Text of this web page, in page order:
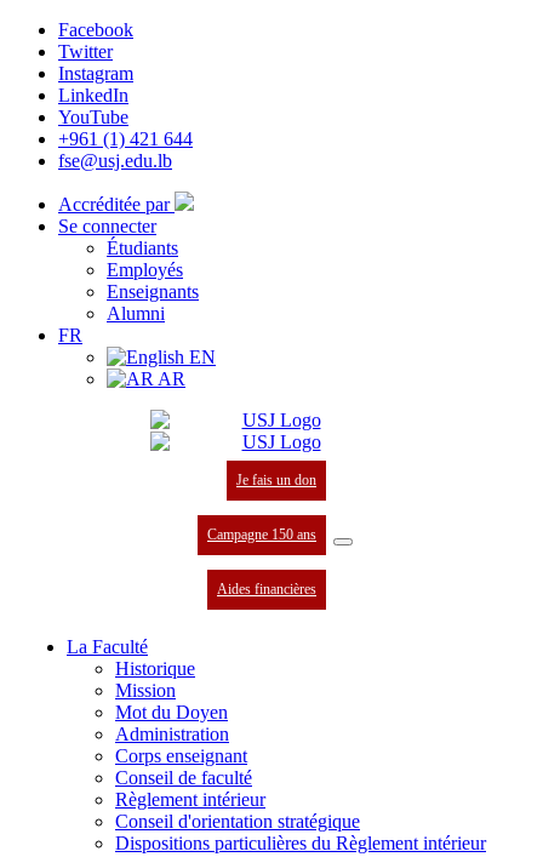
Facebook
Twitter
Instagram
LinkedIn
YouTube
+961 (1) 421 644
fse@usj.edu.lb
Accréditée par
Se connecter
Étudiants
Employés
Enseignants
Alumni
FR
EN
AR
Je fais un don
Campagne 150 ans
Aides financières
La Faculté
Historique
Mission
Mot du Doyen
Administration
Corps enseignant
Conseil de faculté
Règlement intérieur
Conseil d'orientation stratégique
Dispositions particulières du Règlement intérieur